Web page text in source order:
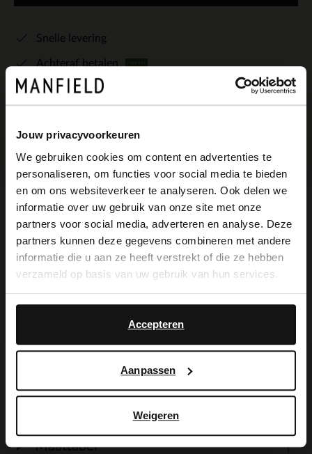
Jouw privacyvoorkeuren
We gebruiken cookies om content en advertenties te
personaliseren, om functies voor social media te bieden
en om ons websiteverkeer te analyseren. Ook delen we
informatie over uw gebruik van onze site met onze
partners voor social media, adverteren en analyse. Deze
partners kunnen deze gegevens combineren met andere
informatie die u aan ze heeft verstrekt of die ze hebben
verzameld op basis van uw gebruik van hun services.
Accepteren
Aanpassen
Weigeren
Snelle levering
Achteraf betalen
Gratis retourneren in de winkels
Omschrijving
Taupe suède gevlochten schoudertas van
Manfield. De tas heeft een afmeting van
33x18x10 cm (BxHxD) en een ritssluiting.
Maattabel
×
View this website in English?
It looks like your language isn't Dutch. Would
you like to switch to English?
English